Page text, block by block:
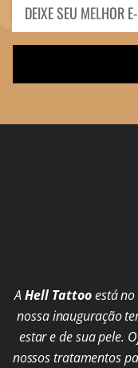
AHell Tattooestá
nossa inauguração
estar e de sua pele.
nossos tratamentos